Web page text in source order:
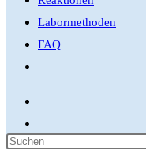
Labormethoden
FAQ
Diese